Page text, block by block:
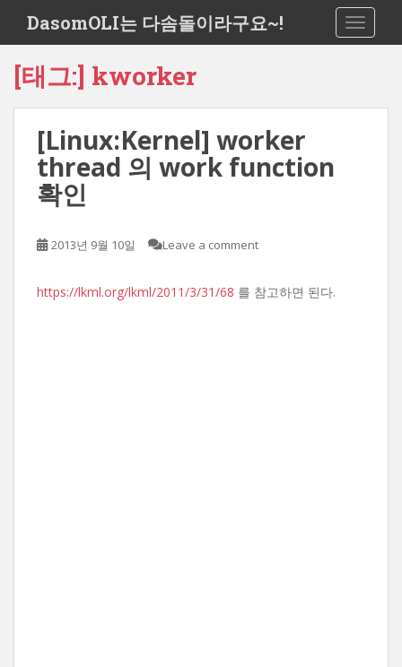
i
DasomOLI는 다솜돌이라구요~!
[태그:] kworker
[Linux:Kernel] worker
thread 의 work function
확인
2013년 9월 10일 Leave a comment
https://lkml.org/lkml/2011/3/31/68 를 참고하면 된다.